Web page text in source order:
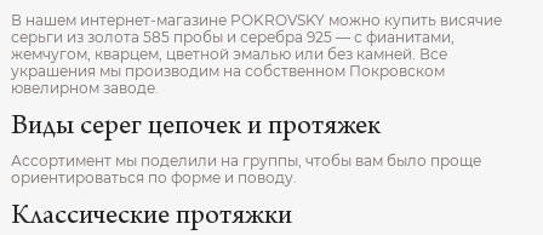
В нашем интернет-магазине POKROVSKY можно купить висячие
серьги из золота 585 пробы и серебра 925 — с фианитами,
жемчугом, кварцем, цветной эмалью или без камней. Все
украшения мы производим на собственном Покровском
ювелирном заводе.
Виды серег цепочек и протяжек
Ассортимент мы поделили на группы, чтобы вам было проще
ориентироваться по форме и поводу.
Классические протяжки